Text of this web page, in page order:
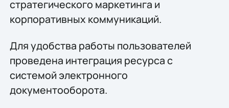
стратегического маркетинга и
корпоративных коммуникаций.
Для удобства работы пользователей
проведена интеграция ресурса с
системой электронного
документооборота.